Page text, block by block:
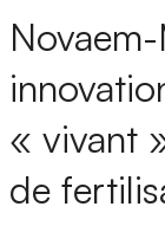
« vivant
de